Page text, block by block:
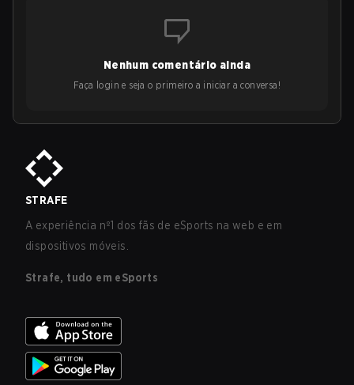
Nenhum comentário ainda
Faça login e seja o primeiro a iniciar a conversa!
STRAFE
A experiência nº1 dos fãs de eSports na web e em
dispositivos móveis.
Strafe, tudo em eSports